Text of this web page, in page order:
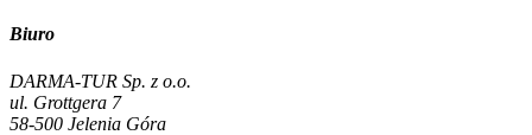
Biuro
DARMA-TUR Sp. z o.o.
ul. Grottgera 7
58-500 Jelenia Góra